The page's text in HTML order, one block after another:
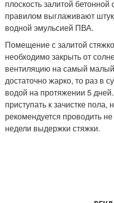
плоскость залитой
правилом выглаживают
водной эмульсией ПВА.
Помещение с залитой
необходимо закрыть от
вентиляцию на самый
достаточно жарко, то раз в
водой на протяжении 5
приступать к зачистке
рекомендуется проводить
недели выдержки стяжки.